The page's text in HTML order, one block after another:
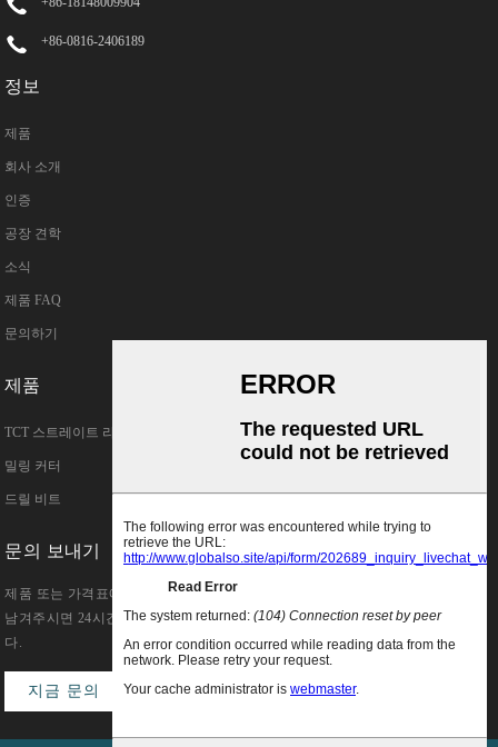
+86-0816-2406189
정보
제품
회사 소개
인증
공장 견학
소식
제품 FAQ
문의하기
제품
TCT 스트레이트 라우터 비트
밀링 커터
드릴 비트
문의 보내기
제품 또는 가격표에 대한 문의는 이메일을
남겨주시면 24시간 이내에 연락드리겠습니
다.
지금 문의